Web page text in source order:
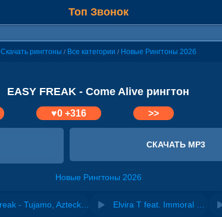
Топ Звонок
Скачать рингтоны / Все категории / Новые Рингтоны 2026
EASY FREAK - Come Alive рингтон
♥0+316 >>
СКАЧАТЬ MP3
Новые Рингтоны 2026